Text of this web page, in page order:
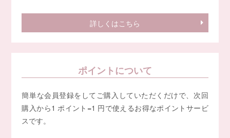
詳しくはこちら
ポイントについて
簡単な会員登録をしてご購入していただくだけで、次回
購入から1 ポイント=1 円で使えるお得なポイントサービ
スです。